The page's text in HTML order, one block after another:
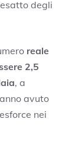
degli
reale
2,5
, a
avuto
nei